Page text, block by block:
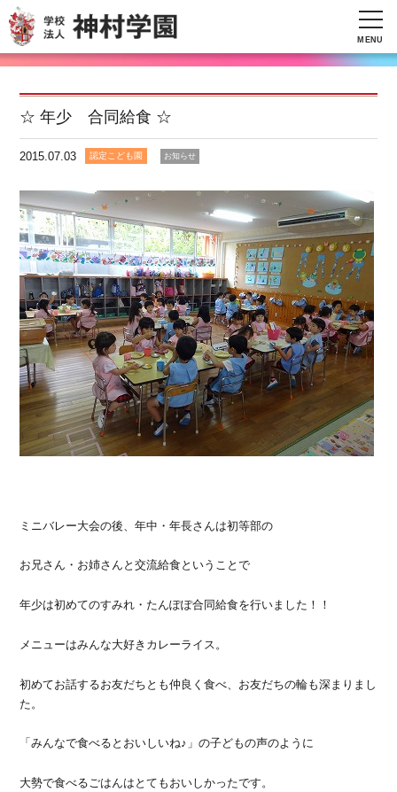
MENU
☆ 年少 合同給食 ☆
2015.07.03 認定こども園 お知らせ
ミニバレー大会の後、年中・年長さんは初等部の
お兄さん・お姉さんと交流給食ということで
年少は初めてのすみれ・たんぽぽ合同給食を行いました！！
メニューはみんな大好きカレーライス。
初めてお話するお友だちとも仲良く食べ、お友だちの輪も深まりまし
た。
「みんなで食べるとおいしいね♪」の子どもの声のように
大勢で食べるごはんはとてもおいしかったです。